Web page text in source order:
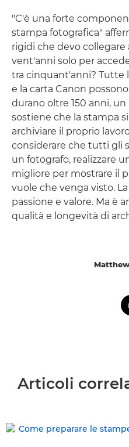
"C'è una forte
stampa fotografica"
rigidi che devo
vent'anni solo per
tra cinquant'anni? Tutte
e la carta Canon
durano oltre 150 anni,
sostiene che la stampa
archiviare il proprio
considerare che tutti gli
un fotografo, realizzare
migliore per mostrare il
vuole che venga visto.
passione e valore. Ma è
qualità e longevità di
Articoli